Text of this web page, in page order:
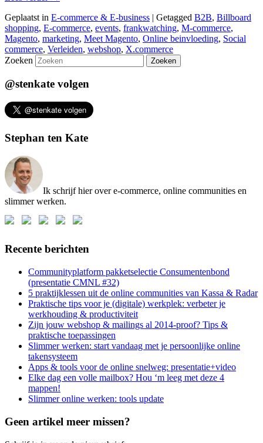
Geplaatst in E-commerce & E-business | Getagged B2B, Billboard
shopping, E-commerce, events, frankwatching, M-commerce,
Magento, marketing, Meet Magento, Online beinvloeding, Social
commerce, Verleiden, webshop, X.commerce
Zoeken
@stenkate volgen
Stephan ten Kate
Ik schrijf hier over e-commerce, online communities en
slimmer werken.
Recente berichten
Communityplatform pakketselectie Consumentenbond
(presentatie CMNL #32)
5 praktijklessen uit de online communities van Kassa & Radar
Praktische tips voor je (digitale) werkplek: verbeter je
werkhouding & productiviteit
Zijn jouw webshop & mailings al 2014-proof? Tips &
praktische toepassingen
Slimmer werken: start vandaag met je persoonlijke online
takensysteem
Apps & tools voor de online snelweg: presentatie+video
Elke dag een volle mailbox? Hou ‘m leeg met deze 4
mappen!
Slimmer online werken: tools update
Geen artikel meer missen?